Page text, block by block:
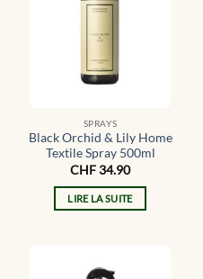
SPRAYS
Black Orchid & Lily Home
Textile Spray 500ml
CHF34.90
LIRE LA SUITE